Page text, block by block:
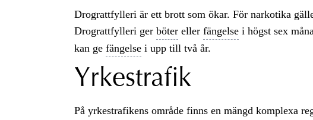
Drograttfylleri är ett brott som ökar. För narkotika
Drograttfylleri ger bötereller fängelsei högst sex
kan ge fängelsei upp till två år.
Yrkestrafik
På yrkestrafikens område finns en mängd komplexa